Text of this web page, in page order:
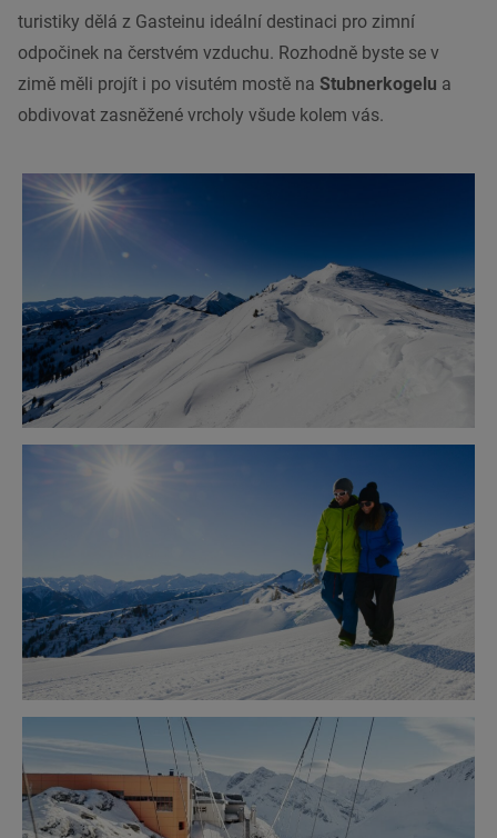
turistiky dělá z Gasteinu ideální destinaci pro zimní
odpočinek na čerstvém vzduchu. Rozhodně byste se v
zimě měli projít i po visutém mostě na Stubnerkogelu a
obdivovat zasněžené vrcholy všude kolem vás.